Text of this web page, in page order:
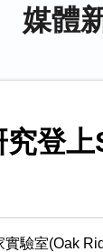
媒體
登
驗室(Oak